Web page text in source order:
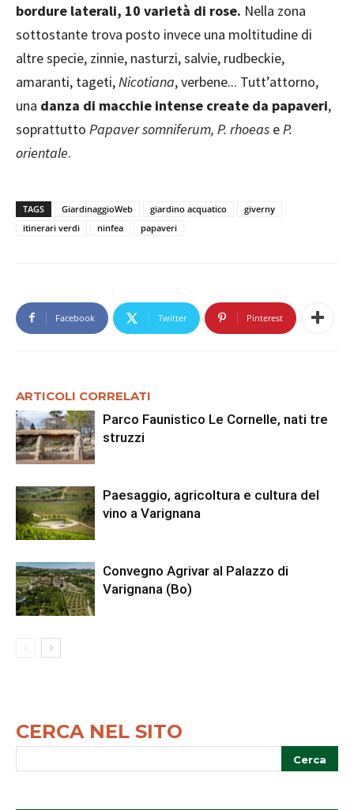
bordure laterali, 10 varietà di rose. Nella zona
sottostante trova posto invece una moltitudine di
altre specie, zinnie, nasturzi, salvie, rudbeckie,
amaranti, tageti, Nicotiana, verbene... Tutt’attorno,
una danza di macchie intense create da papaveri,
soprattutto Papaver somniferum, P. rhoeas e P.
orientale.
TAGS GiardinaggioWeb giardino acquatico
giverny
itinerari verdi
ninfea papaveri
Facebook Twitter Pinterest
ARTICOLI CORRELATI
Parco Faunistico Le Cornelle, nati tre
struzzi
Paesaggio, agricoltura e cultura del
vino a Varignana
Convegno Agrivar al Palazzo di
Varignana (Bo)
CERCA NEL SITO